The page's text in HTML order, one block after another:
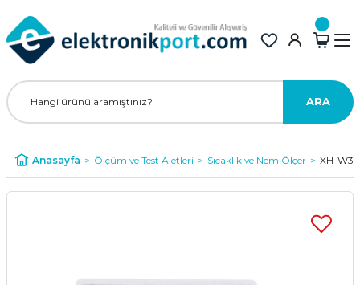
ARA
Anasayfa Ölçüm ve Test Aletleri Sıcaklık ve Nem Ölçer XH-